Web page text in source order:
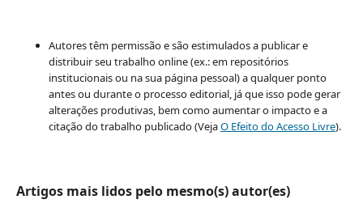
Autores têm permissão e são estimulados a publicar e
distribuir seu trabalho online (ex.: em repositórios
institucionais ou na sua página pessoal) a qualquer ponto
antes ou durante o processo editorial, já que isso pode gerar
alterações produtivas, bem como aumentar o impacto e a
citação do trabalho publicado (VejaO Efeito do Acesso Livre).
Artigos mais lidos pelo mesmo(s) autor(es)